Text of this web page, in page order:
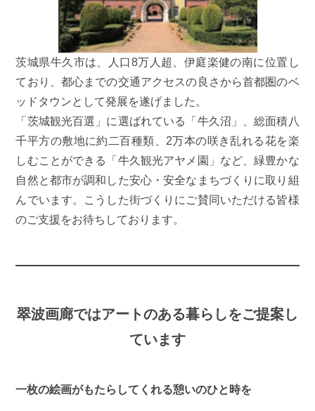
茨城県牛久市は、人口8万人超、伊庭楽健の南に位置し
ており、都心までの交通アクセスの良さから首都圏のベ
ッドタウンとして発展を遂げました。
「茨城観光百選」に選ばれている「牛久沼」、総面積八
千平方の敷地に約二百種類、2万本の咲き乱れる花を楽
しむことができる「牛久観光アヤメ園」など、緑豊かな
自然と都市が調和した安心・安全なまちづくりに取り組
んでいます。こうした街づくりにご賛同いただける皆様
のご支援をお待ちしております。
翠波画廊ではアートのある暮らしをご提案し
ています
一枚の絵画がもたらしてくれる憩いのひと時を